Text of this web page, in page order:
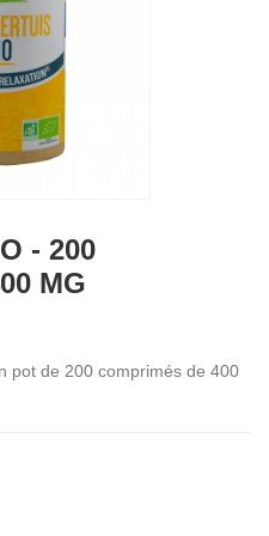
- 200
MG
pot de 200 comprimés de 400